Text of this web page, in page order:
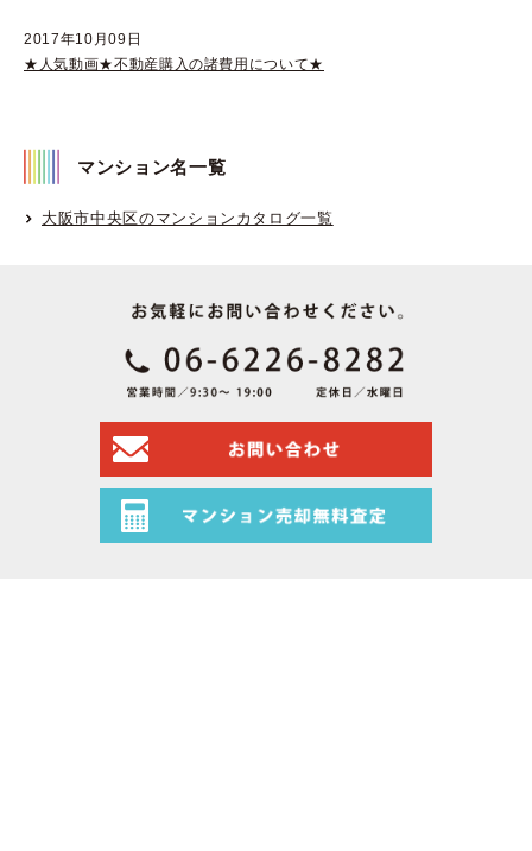
2017年10月09日
★人気動画★不動産購入の諸費用について★
マンション名一覧
大阪市中央区のマンションカタログ一覧